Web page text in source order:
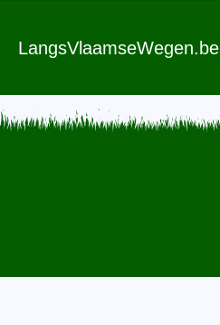
LangsVlaamseWegen.be